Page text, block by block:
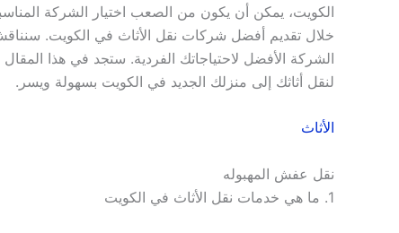
الكويت، يمكن أن يكون من الصعب اختيار الشركة
خلال تقديم أفضل شركات نقل الأثاث في الكويت. سنناقش
الشركة الأفضل لاحتياجاتك الفردية. ستجد في هذا
لنقل أثاثك إلى منزلك الجديد في الكويت بسهولة ويسر.
الأثاث
نقل عفش المهبوله
1. ما هي خدمات نقل الأثاث في الكويت